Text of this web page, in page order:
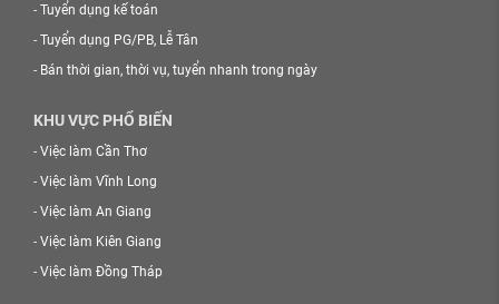
- Tuyển dụng kế toán
- Tuyển dụng PG/PB, Lễ Tân
- Bán thời gian, thời vụ, tuyển nhanh trong ngày
KHU VỰC PHỔ BIẾN
- Việc làm Cần Thơ
- Việc làm Vĩnh Long
- Việc làm An Giang
- Việc làm Kiên Giang
- Việc làm Đồng Tháp